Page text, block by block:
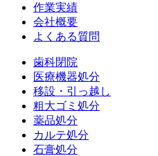
作業実績
会社概要
よくある質問
歯科閉院
医療機器処分
移設・引っ越し
粗大ゴミ処分
薬品処分
カルテ処分
石膏処分